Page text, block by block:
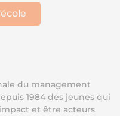
du management
1984 des jeunes qui
et être acteurs